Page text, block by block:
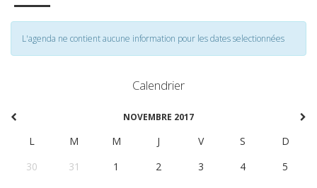
L'agenda ne contient aucune information pour les dates selectionnées
Calendrier
NOVEMBRE 2017
L M M J V S
D
30
31 1 2 3 4
5